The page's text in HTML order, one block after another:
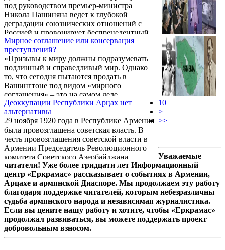
под руководством премьер-министра
Никола Пашиняна ведет к глубокой
деградации союзнических отношений с
Россией и провоцирует беспрецедентный
внутренний раскол армянского народа. В
контексте нарастающего кризиса доверия в
эфире ИС «Вести» в комментарии
журналисту Владимиру Соловьёву главный
редактор RT и медиагруппы «Россия
сегодня» Маргарита Симоньян озвучила
инициативу по ужесточению правил въезда
в Российскую Федерацию для граждан
Армении, лояльных действующему ...
Мирное соглашение или консервация
преступлений?
«Призывы к миру должны подразумевать
подлинный и справедливый мир. Однако
то, что сегодня пытаются продать в
Вашингтоне под видом «мирного
соглашения» – это на самом деле
консервация преступлений Азербайджана,
легитимизация прошлой войны и карт-
бланш на начало следующей. Об этом на
пресс-конференции на Капитолийском
холме заявил исполнительный директор
Армянского национального комитета
Америки (ANCA) Арам Амбарян.
Деоккупации Республики Арцах нет
альтернативы
29 ноября 1920 года в Республике Армения
была провозглашена советская власть. В
честь провозглашения советской власти в
Армении Председатель Революционного
комитета Советского Азербайджана
Нариман Нариманов направил
поздравительное послание, в котором
сообщил, что 30 ноября Президиум
Верховного Совета Азербайджанской
Советской Социалистической Республики
принял решение, согласно которому «С
сегодняшнего дня пограничные споры
между Арменией и Азербайджаном
объявляются упраздненными. Нагорный
10
>
>>
Уважаемые
читатели! Уже более тридцати лет Информационный
центр «Еркрамас» рассказывает о событиях в Армении,
Арцахе и армянской Диаспоре. Мы продолжаем эту работу
благодаря поддержке читателей, которым небезразличны
судьба армянского народа и независимая журналистика.
Если вы цените нашу работу и хотите, чтобы «Еркрамас»
продолжал развиваться, вы можете поддержать проект
добровольным взносом.